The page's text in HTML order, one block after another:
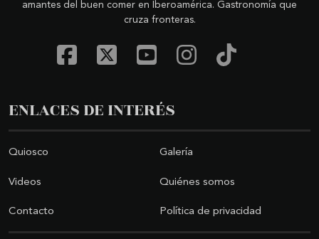
amantes del buen comer en Iberoamérica. Gastronomía que
cruza fronteras.
ENLACES DE INTERÉS
Quiosco Galería
Videos Quiénes somos
Contacto Política de privacidad